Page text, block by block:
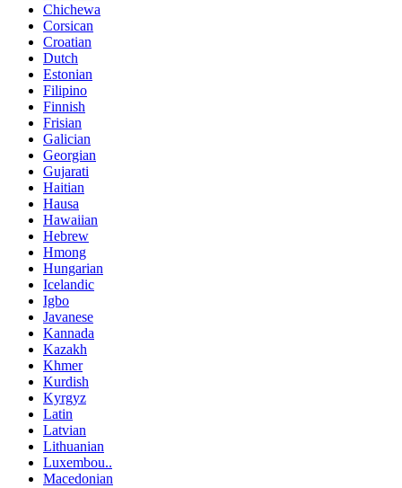
Chichewa
Corsican
Croatian
Dutch
Estonian
Filipino
Finnish
Frisian
Galician
Georgian
Gujarati
Haitian
Hausa
Hawaiian
Hebrew
Hmong
Hungarian
Icelandic
Igbo
Javanese
Kannada
Kazakh
Khmer
Kurdish
Kyrgyz
Latin
Latvian
Lithuanian
Luxembou..
Macedonian